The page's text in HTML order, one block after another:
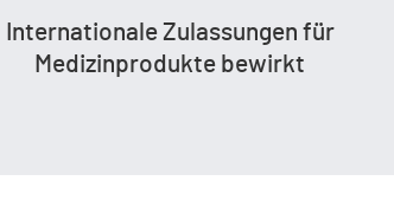
Internationale Zulassungen für
Medizinprodukte bewirkt